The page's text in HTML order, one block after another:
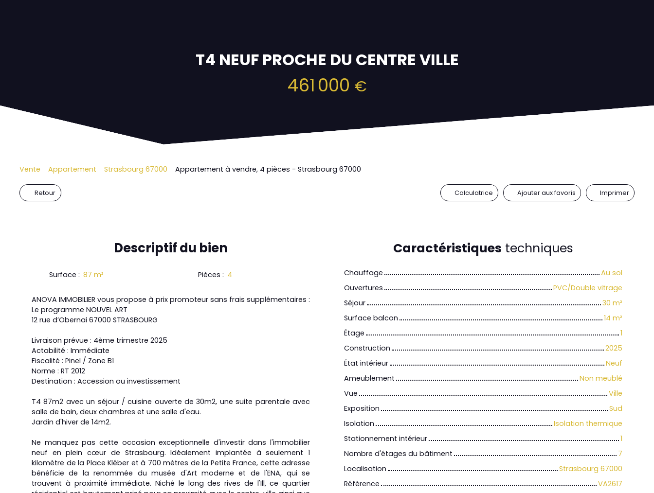
T4 NEUF PROCHE DU CENTRE VILLE
461 000 €
Vente Appartement Strasbourg 67000 Appartement à vendre, 4 pièces - Strasbourg 67000
Retour Calculatrice Ajouter aux favoris Imprimer
Descriptifdu bien
Surface : 87 m² Pièces : 4
ANOVA IMMOBILIER vous propose à prix promoteur sans frais supplémentaires :
Le programme NOUVEL ART
12 rue d’Obernai 67000 STRASBOURG
Livraison prévue : 4ème trimestre 2025
Actabilité : Immédiate
Fiscalité : Pinel / Zone B1
Norme : RT 2012
Destination : Accession ou investissement
T4 87m2 avec un séjour / cuisine ouverte de 30m2, une suite parentale avec
salle de bain, deux chambres et une salle d'eau.
Jardin d'hiver de 14m2.
Ne manquez pas cette occasion exceptionnelle d'investir dans l'immobilier
neuf en plein cœur de Strasbourg. Idéalement implantée à seulement 1
kilomètre de la Place Kléber et à 700 mètres de la Petite France, cette adresse
bénéficie de la renommée du musée d'Art moderne et de l'ENA, qui se
trouvent à proximité immédiate. Niché le long des rives de l'Ill, ce quartier
Caractéristiques techniques
Chauffage
Au sol
Ouvertures
PVC/Double vitrage
Séjour
30 m²
Surface balcon
14 m²
Étage
1
Construction
2025
État intérieur
Neuf
Ameublement
Non meublé
Vue
Ville
Exposition
Sud
Isolation
Isolation thermique
Stationnement intérieur
1
Nombre d'étages du bâtiment
7
Localisation
Strasbourg 67000
Référence
VA2617